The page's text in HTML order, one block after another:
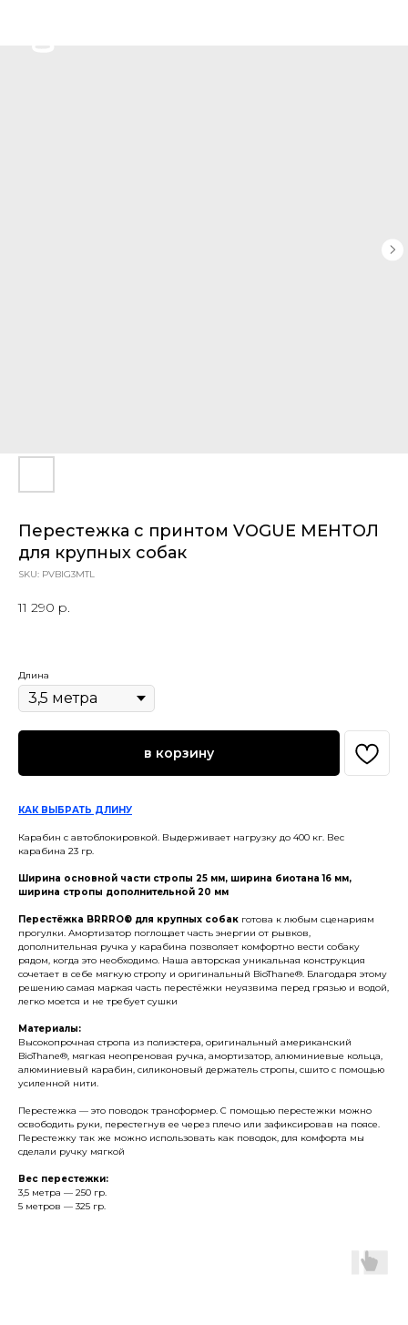
Перестежка с принтом VOGUE МЕНТОЛ
для крупных собак
SKU: PVBIG3MTL
11 290 р.
Длина
в корзину
КАК ВЫБРАТЬ ДЛИНУ
Карабин с автоблокировкой. Выдерживает нагрузку до 400 кг. Вес
карабина 23 гр.
Ширина основной части стропы 25 мм, ширина биотана 16 мм,
ширина стропы дополнительной 20 мм
Перестёжка BRRRO® для крупных собак готова к любым сценариям
прогулки. Амортизатор поглощает часть энергии от рывков,
дополнительная ручка у карабина позволяет комфортно вести собаку
рядом, когда это необходимо. Наша авторская уникальная конструкция
сочетает в себе мягкую стропу и оригинальный BioThane®. Благодаря этому
решению самая маркая часть перестёжки неуязвима перед грязью и водой,
легко моется и не требует сушки
Материалы:
Высокопрочная стропа из полиэстера, оригинальный американский
BioThane®, мягкая неопреновая ручка, амортизатор, алюминиевые кольца,
алюминиевый карабин, силиконовый держатель стропы, сшито с помощью
усиленной нити.
Перестежка — это поводок трансформер. С помощью перестежки можно
освободить руки, перестегнув ее через плечо или зафиксировав на поясе.
Перестежку так же можно использовать как поводок, для комфорта мы
сделали ручку мягкой
Вес перестежки:
3,5 метра — 250 гр.
5 метров — 325 гр.